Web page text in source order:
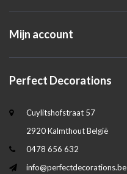
Mijn account
Perfect Decorations
Cuylitshofstraat 57
2920 Kalmthout België
0478 656 632
info@perfectdecorations.be